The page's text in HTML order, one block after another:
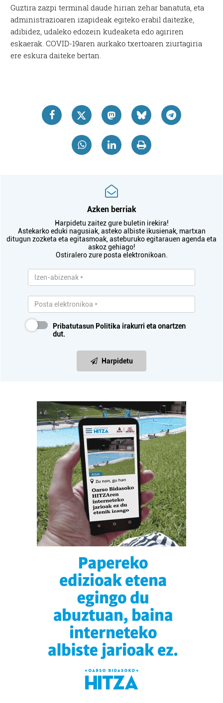
Guztira zazpi terminal daude hirian zehar banatuta, eta
administrazioaren izapideak egiteko erabil daitezke,
adibidez, udaleko edozein kudeaketa edo agiriren
eskaerak. COVID-19aren aurkako txertoaren ziurtagiria
ere eskura daiteke bertan.
Azken berriak
Harpidetu zaitez gure buletin irekira!
Astekarko eduki nagusiak, asteko albiste ikusienak, martxan
ditugun zozketa eta egitasmoak, asteburuko egitarauen agenda eta
askoz gehiago!
Ostiralero zure posta elektronikoan.
Pribatutasun Politika irakurri eta onartzen
dut.
Harpidetu